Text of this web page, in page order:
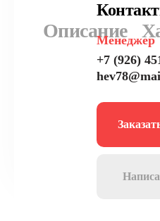
Описание
Менеджер
+7 (926)